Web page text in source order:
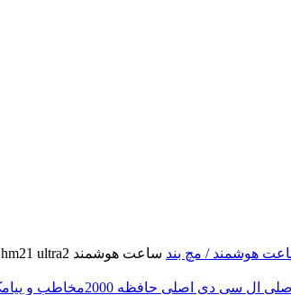
هوشمند / مچ بند ساعت هوشمند hm21 ultra2 به همراه سه بند